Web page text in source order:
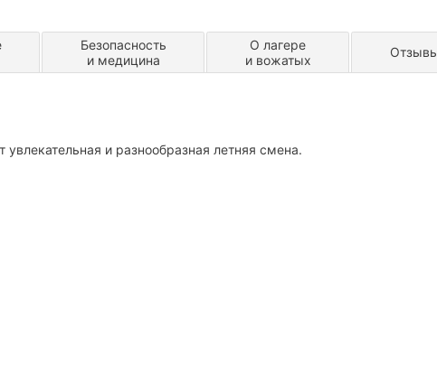
Безопасность
и медицина
О лагере
и вожатых
и разнообразная летняя смена.